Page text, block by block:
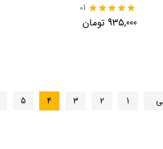
نمره
5.00
01
935,000 تومان
1
2
3
4
5